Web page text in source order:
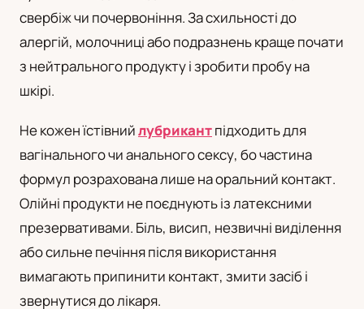
свербіж чи почервоніння. За схильності до
алергій, молочниці або подразнень краще почати
з нейтрального продукту і зробити пробу на
шкірі.
Не кожен їстівнийлубрикантпідходить для
вагінального чи анального сексу, бо частина
формул розрахована лише на оральний контакт.
Олійні продукти не поєднують із латексними
презервативами. Біль, висип, незвичні виділення
або сильне печіння після використання
вимагають припинити контакт, змити засіб і
звернутися до лікаря.